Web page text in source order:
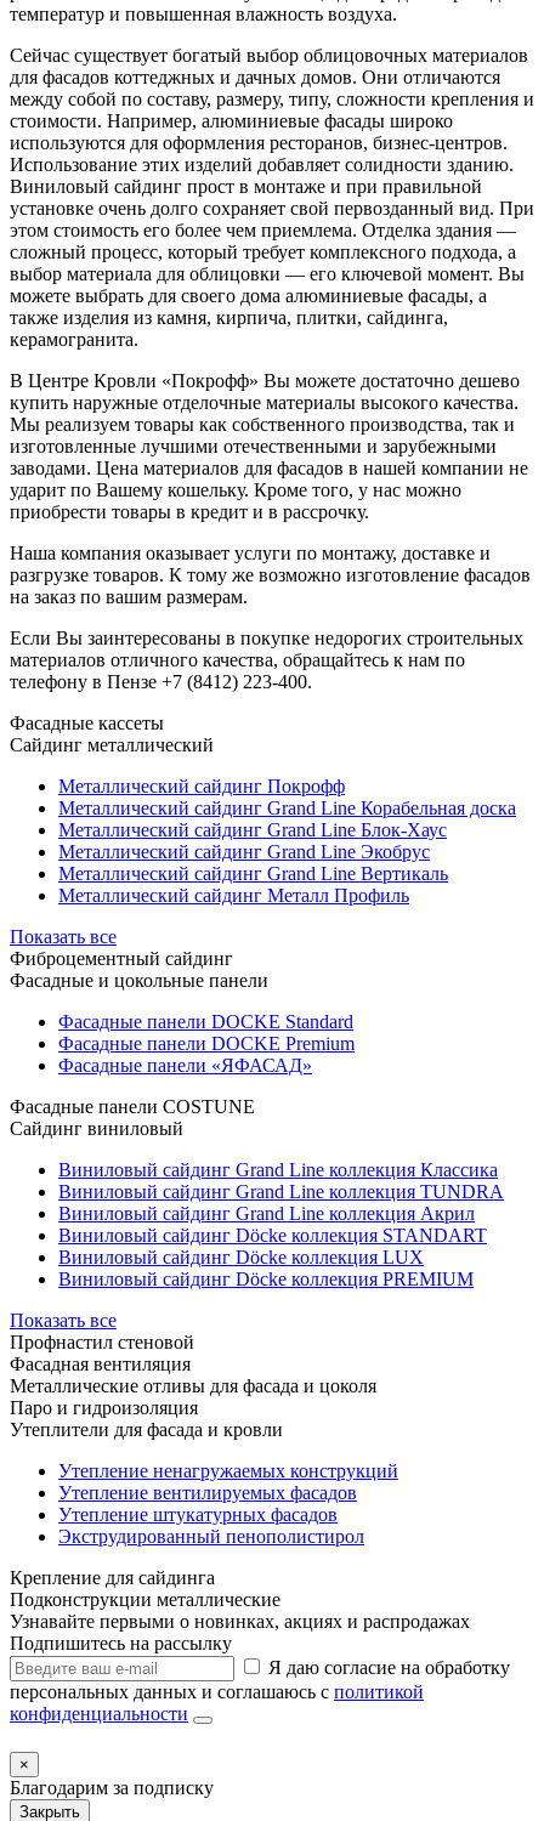
температур и повышенная влажность воздуха.
Сейчас существует богатый выбор облицовочных материалов
для фасадов коттеджных и дачных домов. Они отличаются
между собой по составу, размеру, типу, сложности крепления и
стоимости. Например, алюминиевые фасады широко
используются для оформления ресторанов, бизнес-центров.
Использование этих изделий добавляет солидности зданию.
Виниловый сайдинг прост в монтаже и при правильной
установке очень долго сохраняет свой первозданный вид. При
этом стоимость его более чем приемлема. Отделка здания —
сложный процесс, который требует комплексного подхода, а
выбор материала для облицовки — его ключевой момент. Вы
можете выбрать для своего дома алюминиевые фасады, а
также изделия из камня, кирпича, плитки, сайдинга,
керамогранита.
В Центре Кровли «Покрофф» Вы можете достаточно дешево
купить наружные отделочные материалы высокого качества.
Мы реализуем товары как собственного производства, так и
изготовленные лучшими отечественными и зарубежными
заводами. Цена материалов для фасадов в нашей компании не
ударит по Вашему кошельку. Кроме того, у нас можно
приобрести товары в кредит и в рассрочку.
Наша компания оказывает услуги по монтажу, доставке и
разгрузке товаров. К тому же возможно изготовление фасадов
на заказ по вашим размерам.
Если Вы заинтересованы в покупке недорогих строительных
материалов отличного качества, обращайтесь к нам по
телефону в Пензе +7 (8412) 223-400.
Фасадные кассеты
Сайдинг металлический
Металлический сайдинг Покрофф
Металлический сайдинг Grand Line Корабельная доска
Металлический сайдинг Grand Line Блок-Хаус
Металлический сайдинг Grand Line Экобрус
Металлический сайдинг Grand Line Вертикаль
Металлический сайдинг Металл Профиль
Показать все
Фиброцементный сайдинг
Фасадные и цокольные панели
Фасадные панели DOCKE Standard
Фасадные панели DOCKE Premium
Фасадные панели «ЯФАСАД»
Фасадные панели COSTUNE
Сайдинг виниловый
Виниловый сайдинг Grand Line коллекция Классика
Виниловый сайдинг Grand Line коллекция TUNDRA
Виниловый сайдинг Grand Line коллекция Акрил
Виниловый сайдинг Döcke коллекция STANDART
Виниловый сайдинг Döcke коллекция LUX
Виниловый сайдинг Döcke коллекция PREMIUM
Показать все
Профнастил стеновой
Фасадная вентиляция
Металлические отливы для фасада и цоколя
Паро и гидроизоляция
Утеплители для фасада и кровли
Утепление ненагружаемых конструкций
Утепление вентилируемых фасадов
Утепление штукатурных фасадов
Экструдированный пенополистирол
Крепление для сайдинга
Подконструкции металлические
Узнавайте первыми о новинках, акциях и распродажах
Подпишитесь на рассылку
Я даю согласие на обработку
персональных данных и соглашаюсь с политикой
конфиденциальности
×
Благодарим за подписку
Закрыть